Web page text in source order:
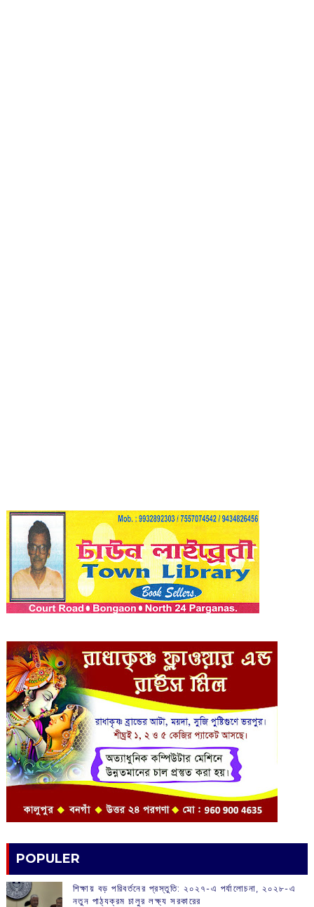
POPULER
শিক্ষায় বড় পরিবর্তনের প্রস্তুতি: ২০২৭-এ পর্যালোচনা, ২০২৮-এ
নতুন পাঠ্যক্রম চালুর লক্ষ্য সরকারের